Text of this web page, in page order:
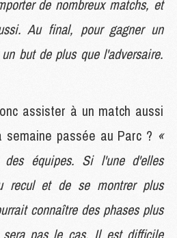
de nombreux matchs, et
Au final, pour gagner un
but de plus que l'adversaire.
assister à un match aussi
passée au Parc ? «
des équipes. Si l'une d'elles
recul et de se montrer plus
connaître des phases plus
pas le cas. Il est difficile